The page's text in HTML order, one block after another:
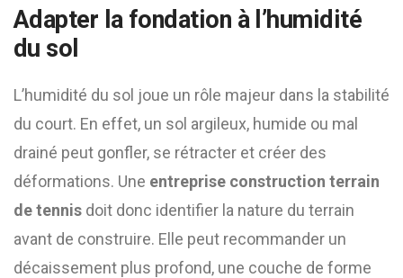
Adapter la fondation à l’humidité
du sol
L’humidité du sol joue un rôle majeur dans la stabilité
du court. En effet, un sol argileux, humide ou mal
drainé peut gonfler, se rétracter et créer des
déformations. Une entreprise construction terrain
de tennis doit donc identifier la nature du terrain
avant de construire. Elle peut recommander un
décaissement plus profond, une couche de forme